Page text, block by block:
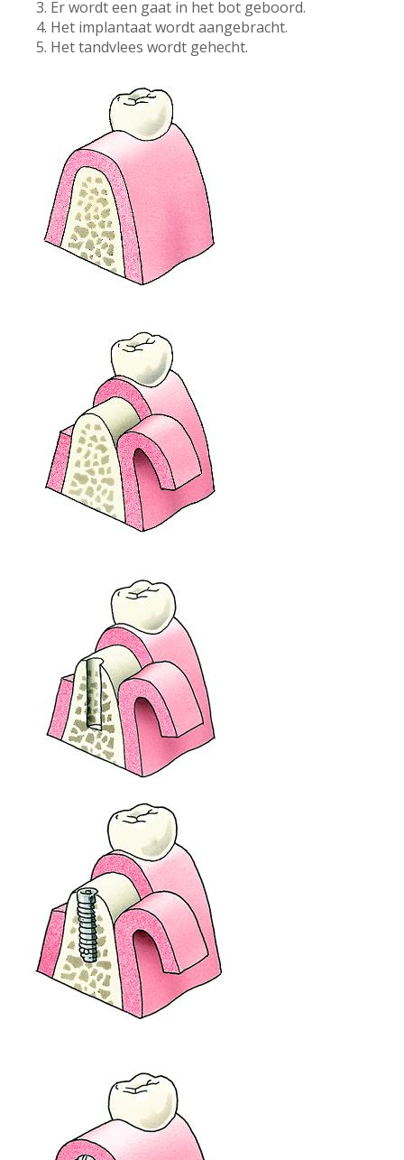
Er wordt een gaat in het bot geboord.
Het implantaat wordt aangebracht.
Het tandvlees wordt gehecht.